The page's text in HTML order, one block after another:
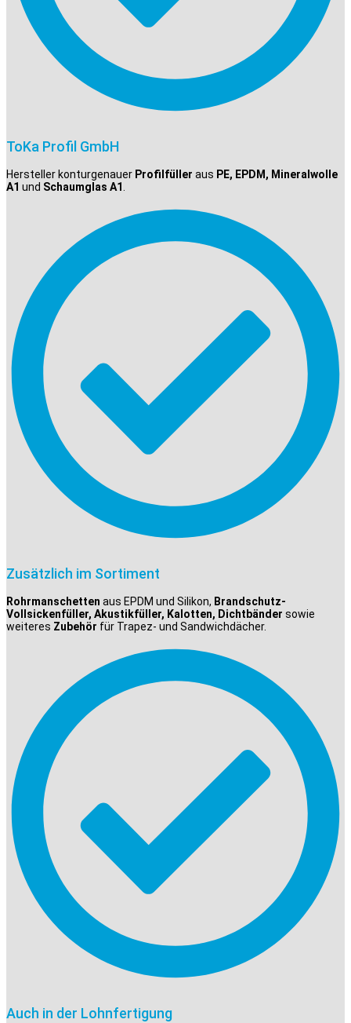
ToKa Profil GmbH
Hersteller konturgenauer Profilfüller aus PE, EPDM, Mineralwolle
A1 und Schaumglas A1.
Zusätzlich im Sortiment
Rohrmanschetten aus EPDM und Silikon, Brandschutz-
Vollsickenfüller, Akustikfüller, Kalotten, Dichtbänder sowie
weiteres Zubehör für Trapez- und Sandwichdächer.
Auch in der Lohnfertigung